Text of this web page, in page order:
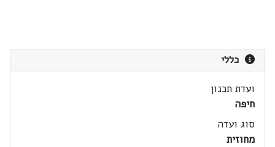
כללי
ועדת תכנון
חיפה
סוג ועדה
מחוזית